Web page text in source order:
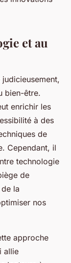
et au
bien-être.
enrichir les
à des
de
Cependant, il
technologie
de
la
nos
approche
allie